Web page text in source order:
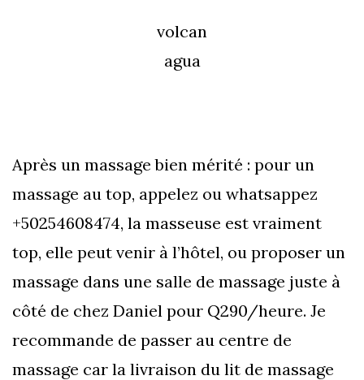
volcan
agua
Après un massage bien mérité : pour un
massage au top, appelez ou whatsappez
+50254608474, la masseuse est vraiment
top, elle peut venir à l’hôtel, ou proposer un
massage dans une salle de massage juste à
côté de chez Daniel pour Q290/heure. Je
recommande de passer au centre de
massage car la livraison du lit de massage